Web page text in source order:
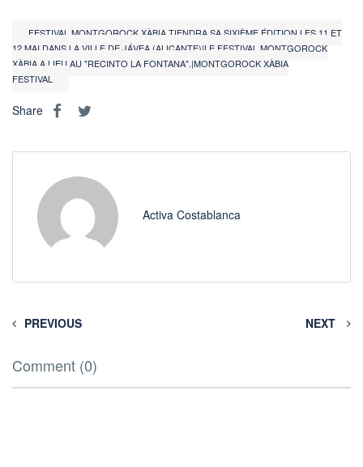
FESTIVAL MONTGOROCK XÀBIA TIENDRA SA SIXIÈME ÉDITION LES 11 ET
12 MAI DANS LA VILLE DE JÁVEA (ALICANTE)|LE FESTIVAL MONTGOROCK
XÀBIA A LIEU AU "RECINTO LA FONTANA".|MONTGOROCK XÀBIA
FESTIVAL
Share
Activa Costablanca
PREVIOUS NEXT
Comment (0)